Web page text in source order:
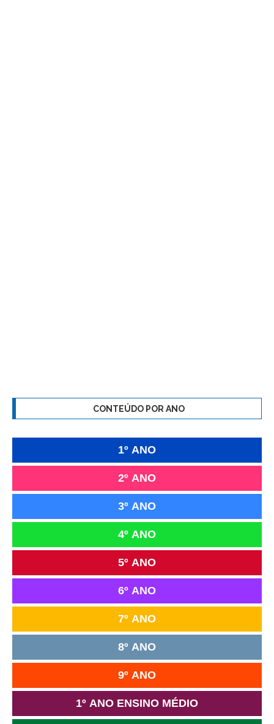
CONTEÚDO POR ANO
1º ANO
2º ANO
3º ANO
4º ANO
5º ANO
6º ANO
7º ANO
8º ANO
9º ANO
1º ANO ENSINO MÉDIO